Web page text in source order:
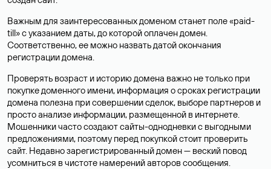
Важным для заинтересованных доменом станет поле «paid-
till» с указанием даты, до которой оплачен домен.
Соответственно, ее можно назвать датой окончания
регистрации домена.
Проверять возраст и историю домена важно не только при
покупке доменного имени, информация о сроках регистрации
домена полезна при совершении сделок, выборе партнеров и
просто анализе информации, размещенной в интернете.
Мошенники часто создают сайты-однодневки с выгодными
предложениями, поэтому перед покупкой стоит проверить
сайт. Недавно зарегистрированный домен — веский повод
усомниться в чистоте намерений авторов сообщения.